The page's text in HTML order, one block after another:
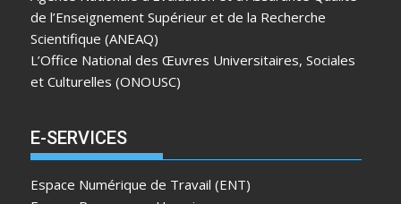
de l’Enseignement Supérieur et de la Recherche
Scientifique (ANEAQ)
L’Office National des Œuvres Universitaires, Sociales
et Culturelles (ONOUSC)
E-SERVICES
Espace Numérique de Travail (ENT)